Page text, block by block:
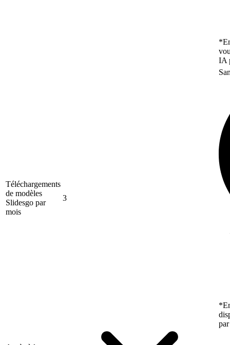
IA
Téléchargements
de modèles
Slidesgo par
mois
3